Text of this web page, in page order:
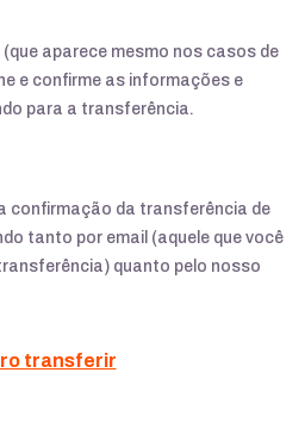
aparece mesmo nos casos de
e confirme as informações e
para a transferência.
confirmação da transferência de
tanto por email (aquele que você
quanto pelo nosso
transferir